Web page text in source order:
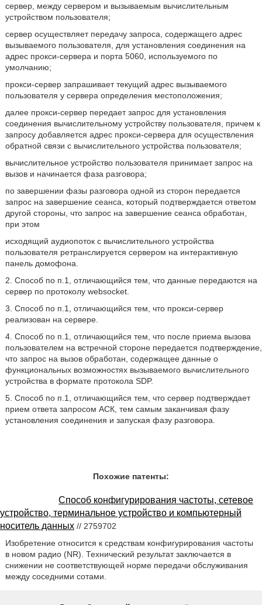
сервер, между сервером и вызываемым вычислительным
устройством пользователя;
сервер осуществляет передачу запроса, содержащего адрес
вызываемого пользователя, для установления соединения на
адрес прокси-сервера и порта 5060, используемого по
умолчанию;
прокси-сервер запрашивает текущий адрес вызываемого
пользователя у сервера определения местоположения;
далее прокси-сервер передает запрос для установления
соединения вычислительному устройству пользователя, причем к
запросу добавляется адрес прокси-сервера для осуществления
обратной связи с вычислительного устройства пользователя;
вычислительное устройство пользователя принимает запрос на
вызов и начинается фаза разговора;
по завершении фазы разговора одной из сторон передается
запрос на завершение сеанса, который подтверждается ответом
другой стороны, что запрос на завершение сеанса обработан,
при этом
исходящий аудиопоток с вычислительного устройства
пользователя ретранслируется сервером на интерактивную
панель домофона.
2. Способ по п.1, отличающийся тем, что данные передаются на
сервер по протоколу websocket.
3. Способ по п.1, отличающийся тем, что прокси-сервер
реализован на сервере.
4. Способ по п.1, отличающийся тем, что после приема вызова
пользователем на встречной стороне передается подтверждение,
что запрос на вызов обработан, содержащее данные о
функциональных возможностях вызываемого вычислительного
устройства в формате протокола SDP.
5. Способ по п.1, отличающийся тем, что сервер подтверждает
прием ответа запросом АСК, тем самым заканчивая фазу
установления соединения и запуская фазу разговора.
Похожие патенты:
Способ конфигурирования частоты, сетевое
устройство, терминальное устройство и компьютерный
носитель данных // 2759702
Изобретение относится к средствам конфигурирования частоты
в новом радио (NR). Технический результат заключается в
снижении не соответствующей норме передачи обслуживания
между соседними сотами.